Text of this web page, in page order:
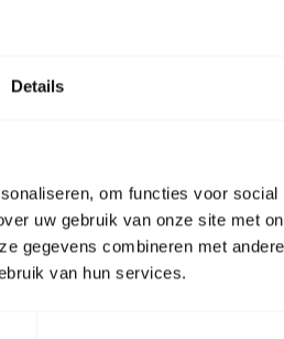
Details
om functies voor
uw gebruik van onze site met
gegevens combineren met
van hun services.